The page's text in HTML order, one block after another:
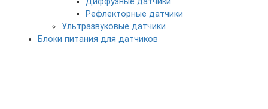
Рефлекторные датчики
Ультразвуковые датчики
Блоки питания для датчиков